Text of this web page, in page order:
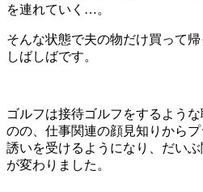
を連れていく…。
そんな状態で夫の物だけ買って
しばしばです。
ゴルフは接待ゴルフをするよう
のの、仕事関連の顔見知りから
誘いを受けるようになり、だい
が変わりました。